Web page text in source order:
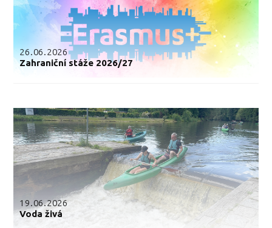
26.06.2026
Zahraniční stáže 2026/27
19.06.2026
Voda živá